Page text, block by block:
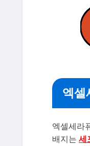
엑셀
엑셀세라
배지는 세